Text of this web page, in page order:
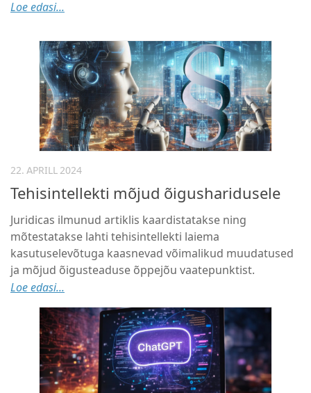
Loe edasi...
22. APRILL 2024
Tehisintellekti mõjud õigusharidusele
Juridicas ilmunud artiklis kaardistatakse ning
mõtestatakse lahti tehisintellekti laiema
kasutuselevõtuga kaasnevad võimalikud muudatused
ja mõjud õigusteaduse õppejõu vaatepunktist.
Loe edasi...